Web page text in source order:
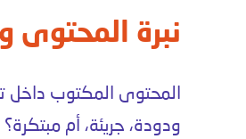
نبرة المحتوى
المحتوى المكتوب داخل
ودودة، جريئة، أم